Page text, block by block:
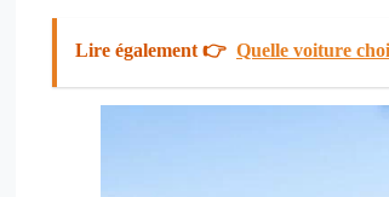
Lire également 👉 Quelle voiture